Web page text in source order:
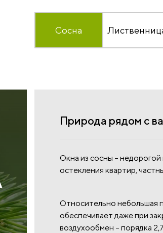
Сосна
Природа рядом с
Окна из сосны –
остекления квартир,
Относительно небольшая
обеспечивает даже при
воздухообмен – порядка